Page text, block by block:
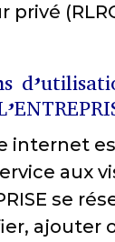
privé
internet
aux
se
ajouter